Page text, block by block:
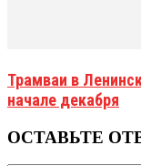
Трамваи в
начале декабря
ОСТАВЬТЕ